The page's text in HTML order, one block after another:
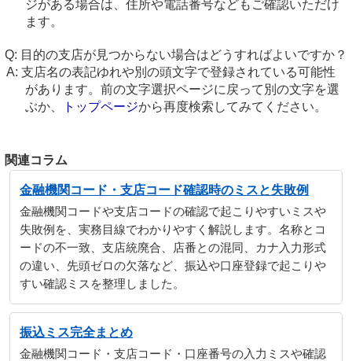
ジがある場合は、住所や電話番号などもご確認いただけ
ます。
目的の支店が見つからない場合はどうすればよいですか？
支店名の表記ゆれや別の頭文字で登録されている可能性
があります。前の文字選択ページに戻って別の文字を選
ぶか、
トップページから再度検索してみてください。
関連コラム
金融機関コード・支店コード確認時のミスと失敗例
金融機関コードや支店コードの確認で起こりやすいミスや
失敗例を、実務目線でわかりやすく解説します。名称とコ
ードの不一致、支店統廃合、店番との混同、カナ入力形式
の違い、先頭ゼロの欠落など、振込や口座登録で起こりや
すい確認ミスを整理しました。
振込ミス完全まとめ
金融機関コード・支店コード・口座番号の入力ミスや確認